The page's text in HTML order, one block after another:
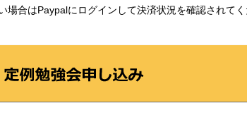
場合はPaypalにログインして決済状況を確認されてく